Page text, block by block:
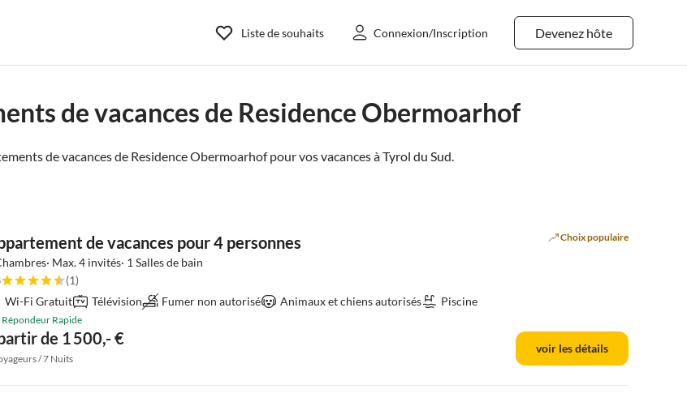
Devenez hôte
Liste de souhaits Connexion/Inscription
de vacances de Residence Obermoarhof
de vacances de Residence Obermoarhof pour vos vacances àTyrol du Sud.
de vacances pour 4 personnes Choix populaire
Max. 4 invités· 1 Salles de bain
(1)
Wi-Fi Gratuit
Télévision Fumer non autorisé Animaux et chiens autorisés Piscine
Répondeur Rapide
de 1 500,- €
/ 7 Nuits
voir les détails